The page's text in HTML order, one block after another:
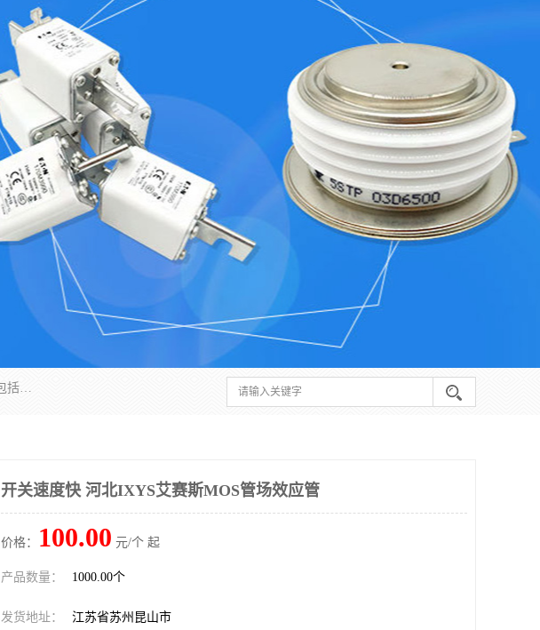
苏州沛易电子科技有限公司是一家从事电力半导体器件和电子元器件的专业代理及分销商，产品包括：IGBT模块、IPM模块、PIM模块、二极管、三极管、可控硅、整流桥、IGBT单管、IGBT电路驱动板、GTR达林顿模块、快恢复二极管、肖特基二极管、熔断器、IC集成电路、快速熔断器等。
开关速度快 河北IXYS艾赛斯MOS管场效应管
价格： 100.00 元/个 起
产品数量： 1000.00个
发货地址： 江苏省苏州昆山市